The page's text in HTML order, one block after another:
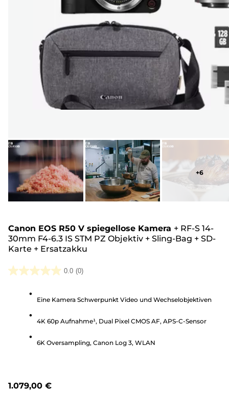
+6
Canon EOS R50 V spiegellose Kamera + RF-S 14-
30mm F4-6.3 IS STM PZ Objektiv + Sling-Bag + SD-
Karte + Ersatzakku
0.0 (0)
0.0
Sternen.
Eine Kamera Schwerpunkt Video und Wechselobjektiven
4K 60p Aufnahme¹, Dual Pixel CMOS AF, APS-C-Sensor
6K Oversampling, Canon Log 3, WLAN
1.079,00 €